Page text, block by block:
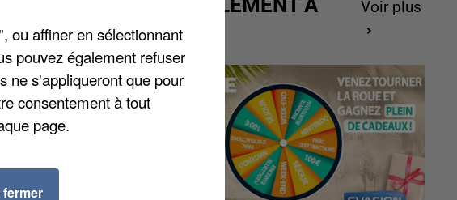
sa
à la
nouveau
ACTUELLEMENT À
GAGNER
Voir plus
ou affiner en sélectionnant
pouvez également refuser
ne s'appliqueront que pour
consentement à tout
page.